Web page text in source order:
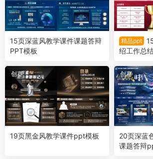
15页深蓝风教学课件课题答辩
PPT模板
精品ppt
绍工作总
创赛
19页黑金风教学课件ppt模板
创赛
20页深蓝
课题答辩